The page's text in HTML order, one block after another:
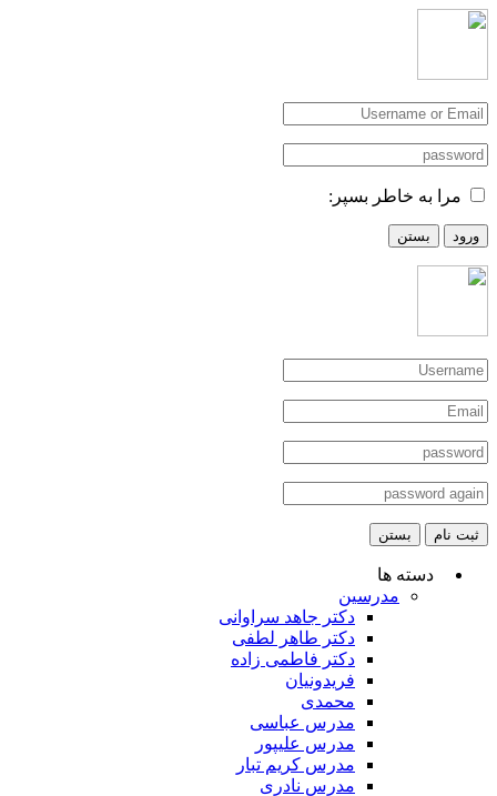
مرا به خاطر بسپر:
ورود بستن
ثبت نام بستن
دسته ها
مدرسین
دکتر جاهد سراوانی
دکتر طاهر لطفی
دکتر فاطمی زاده
فریدونیان
محمدی
مدرس عباسی
مدرس علیپور
مدرس کریم تبار
مدرس نادری